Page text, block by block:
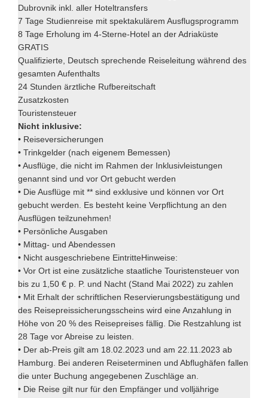
Dubrovnik inkl. aller Hoteltransfers
7 Tage Studienreise mit spektakulärem Ausflugsprogramm
8 Tage Erholung im 4-Sterne-Hotel an der Adriaküste
GRATIS
Qualifizierte, Deutsch sprechende Reiseleitung während des
gesamten Aufenthalts
24 Stunden ärztliche Rufbereitschaft
Zusatzkosten
Touristensteuer
Nicht inklusive:
• Reiseversicherungen
• Trinkgelder (nach eigenem Bemessen)
• Ausflüge, die nicht im Rahmen der Inklusivleistungen
genannt sind und vor Ort gebucht werden
• Die Ausflüge mit ** sind exklusive und können vor Ort
gebucht werden. Es besteht keine Verpflichtung an den
Ausflügen teilzunehmen!
• Persönliche Ausgaben
• Mittag- und Abendessen
• Nicht ausgeschriebene EintritteHinweise:
• Vor Ort ist eine zusätzliche staatliche Touristensteuer von
bis zu 1,50 € p. P. und Nacht (Stand Mai 2022) zu zahlen
• Mit Erhalt der schriftlichen Reservierungsbestätigung und
des Reisepreissicherungsscheins wird eine Anzahlung in
Höhe von 20 % des Reisepreises fällig. Die Restzahlung ist
28 Tage vor Abreise zu leisten.
• Der ab-Preis gilt am 18.02.2023 und am 22.11.2023 ab
Hamburg. Bei anderen Reiseterminen und Abflughäfen fallen
die unter Buchung angegebenen Zuschläge an.
• Die Reise gilt nur für den Empfänger und volljährige